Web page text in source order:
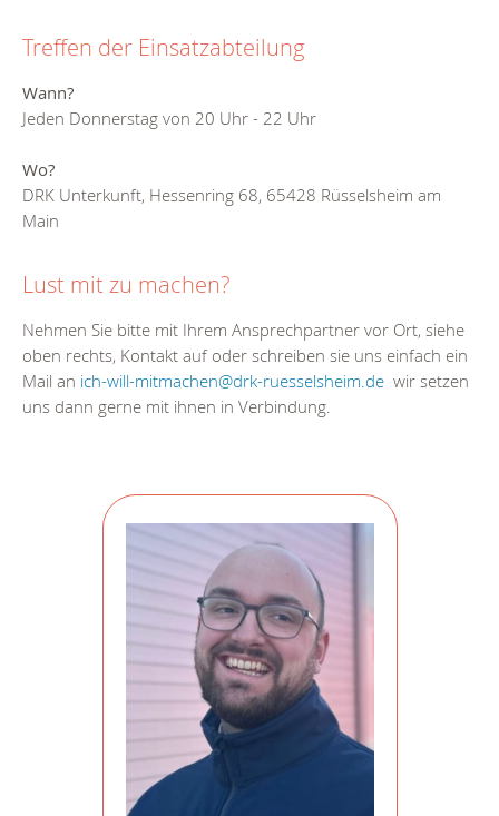
Treffen der Einsatzabteilung
Wann?
Jeden Donnerstag von 20 Uhr - 22 Uhr
Wo?
DRK Unterkunft, Hessenring 68, 65428 Rüsselsheim am
Main
Lust mit zu machen?
Nehmen Sie bitte mit Ihrem Ansprechpartner vor Ort, siehe
oben rechts, Kontakt auf oder schreiben sie uns einfach ein
Mail an ich-will-mitmachen@drk-ruesselsheim.de wir setzen
uns dann gerne mit ihnen in Verbindung.